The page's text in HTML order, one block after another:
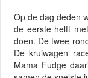
Op de dag deden
de eerste helft
doen. De twee
De kruiwagen
Mama Fudge